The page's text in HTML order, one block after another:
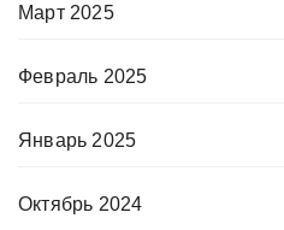
Март 2025
Февраль 2025
Январь 2025
Октябрь 2024